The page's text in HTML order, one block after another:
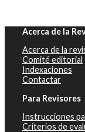
Acerca de la
Acerca de la
Comité editorial
Indexaciones
Contactar
Para Revisores
Instrucciones
Criterios de